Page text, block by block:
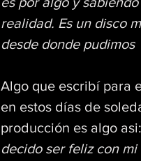
realidad. Es un disco
desde donde
Algo que escribí para
en estos días de
producción es algo asi:
decido ser feliz con